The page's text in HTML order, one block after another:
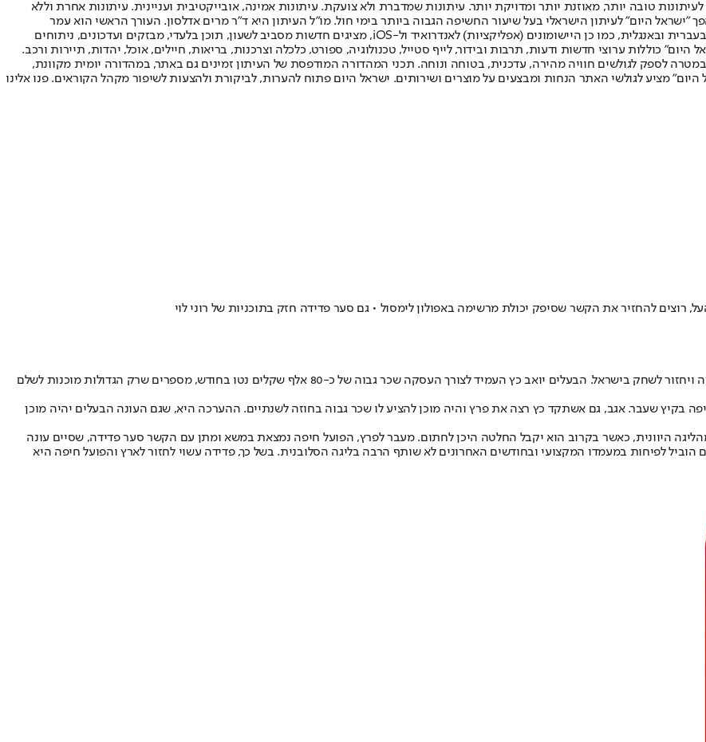
טובה יותר, מאוזנת יותר ומדויקת יותר. עיתונות שמדברת ולא צועקת. עיתונות אמינה, אובייקטיבית ועניינית. עיתונות אחרת וללא
המהדורה המודפסת הראשונה פורסמה ב-30 ביולי 2007, וב-2010 הפך "ישראל היום" לעיתון הישראלי בעל שיעור החשיפה הגבוה ביותר בימי חול. מו"ל העיתון היא ד"ר מרים אדלסון. העורך הראשי הוא עמר
לחמנוביץ, והעורך המייסד הוא עמוס רגב. אתרי האינטרנט של "ישראל היום" בעברית ובאנגלית, כמו כן היישומונים (אפליקציות) לאנדרואיד ול-iOS, מציגים חדשות מסביב לשעון, תוכן בלעדי, מבזקים ועדכונים, ניתוחים
היום" כוללות ערוצי חדשות ודעות, תרבות ובידור, לייף סטייל, טכנולוגיה, ספורט, כלכלה וצרכנות, בריאות, חיילים, אוכל, יהדות, תיירות ורכב.
במטרה לספק לגולשים חוויה מהירה, עדכנית, בטוחה ונוחה. תכני המהדורה המודפסת של העיתון זמינים גם באתר, במהדורה יומית מקוונת,
מציע לגולשי האתר הנחות ומבצעים על מוצרים ושירותים. ישראל היום פתוח להערות, לביקורת ולהצעות לשיפור מקהל הקוראים. פנו אלינו
להחזיר את הקשר שסיפק יכולת מרשימה באפולון לימסול • גם סער פדידה חזק בתוכניות של רוני לוי
הפועל חיפה מוכנה לשלם לקשר אליאל פרץ סכום גבוה כדי שיחתום בשורותיה ויחזור לשחק בישראל. הבעלים יואב כץ העמיד לצורך העסקה שכר גבוה של כ-80 אלף שקלים נטו בחודש, מספרים שרק הגדולות מוכנות לשלם
מהפועל חיפה בקיץ שעבר. אגב, גם אשתקד כץ רצה את פרץ והיה מוכן להציע לו שכר גבוה בחוזה לשנתיים. ההערכה היא, שגם העונה הבעלים יהיה מוכן
מקבוצות בקפריסין ומהליגה היוונית, כאשר בקרוב הוא יקבל החלטה היכן לחתום. מעבר לפרץ, הפועל חיפה נמצאת במשא ומתן עם הקשר סער פדידה, שסיים עונה
לפיחות במעמדו המקצועי ובחודשים האחרונים לא שותף הרבה בליגה הסלובנית. בשל כך, פדידה עשוי לחזור לארץ והפועל חיפה היא